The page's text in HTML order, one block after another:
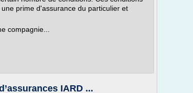
prime d'assurance du particulier et
compagnie...
IARD ...